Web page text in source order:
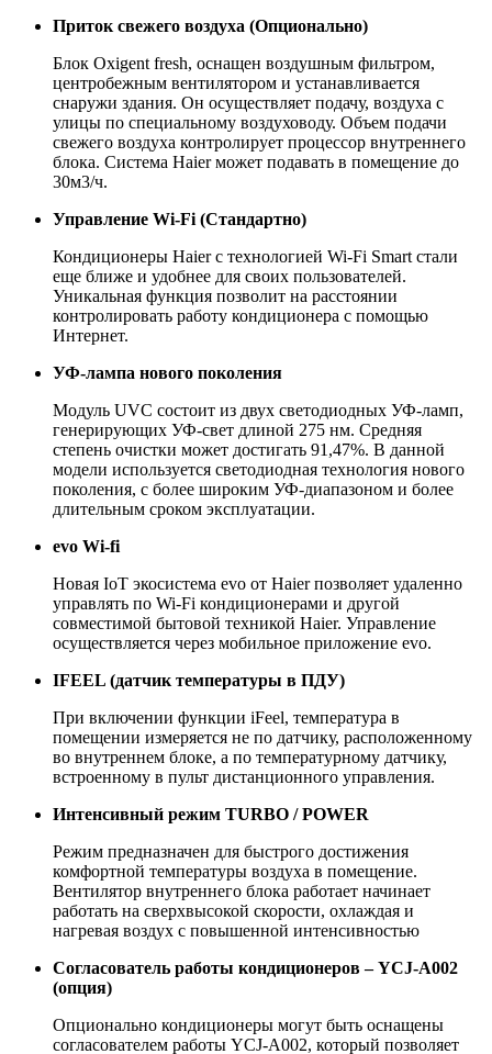
Приток свежего воздуха (Опционально)
Блок Oxigent fresh, оснащен воздушным фильтром,
центробежным вентилятором и устанавливается
снаружи здания. Он осуществляет подачу, воздуха с
улицы по специальному воздуховоду. Объем подачи
свежего воздуха контролирует процессор внутреннего
блока. Система Haier может подавать в помещение до
30м3/ч.
Управление Wi-Fi (Стандартно)
Кондиционеры Haier с технологией Wi-Fi Smart стали
еще ближе и удобнее для своих пользователей.
Уникальная функция позволит на расстоянии
контролировать работу кондиционера с помощью
Интернет.
УФ-лампа нового поколения
Модуль UVC состоит из двух светодиодных УФ-ламп,
генерирующих УФ-свет длиной 275 нм. Средняя
степень очистки может достигать 91,47%. В данной
модели используется светодиодная технология нового
поколения, с более широким УФ-диапазоном и более
длительным сроком эксплуатации.
evo Wi-fi
Новая IoT экосистема evo от Haier позволяет удаленно
управлять по Wi-Fi кондиционерами и другой
совместимой бытовой техникой Haier. Управление
осуществляется через мобильное приложение evo.
IFEEL (датчик температуры в ПДУ)
При включении функции iFeel, температура в
помещении измеряется не по датчику, расположенному
во внутреннем блоке, а по температурному датчику,
встроенному в пульт дистанционного управления.
Интенсивный режим TURBO / POWER
Режим предназначен для быстрого достижения
комфортной температуры воздуха в помещение.
Вентилятор внутреннего блока работает начинает
работать на сверхвысокой скорости, охлаждая и
нагревая воздух с повышенной интенсивностью
Согласователь работы кондиционеров – YCJ-A002
(опция)
Опционально кондиционеры могут быть оснащены
согласователем работы YCJ-A002, который позволяет